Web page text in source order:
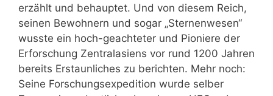
erzählt und behauptet. Und von diesem Reich,
seinen Bewohnern und sogar „Sternenwesen“
wusste ein hoch-geachteter und Pioniere der
Erforschung Zentralasiens vor rund 1200 Jahren
bereits Erstaunliches zu berichten. Mehr noch:
Seine Forschungsexpedition wurde selber